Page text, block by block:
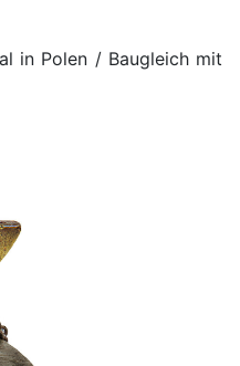
in Polen / Baugleich mit